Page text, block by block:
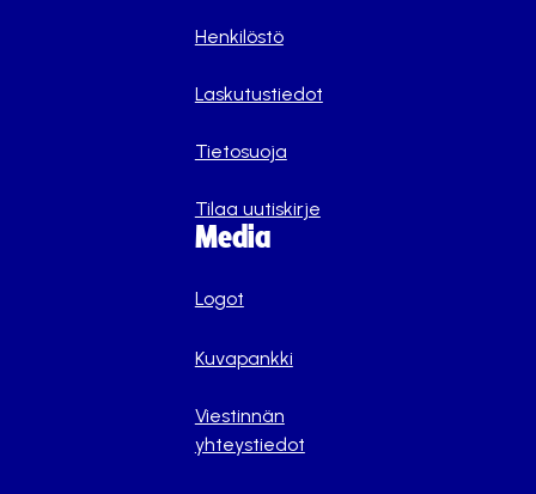
Henkilöstö
Laskutustiedot
Tietosuoja
Tilaa uutiskirje
Media
Logot
Kuvapankki
Viestinnän
yhteystiedot